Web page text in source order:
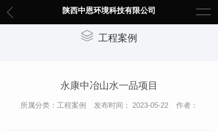
陕西中恩环境科技有限公司
工程案例
永康中冶山水一品项目
所属分类：工程案例 发布时间： 2023-05-22 作者：